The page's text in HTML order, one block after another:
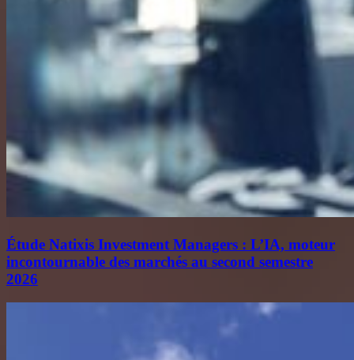
Étude Natixis Investment Managers : L’IA, moteur
incontournable des marchés au second semestre
2026